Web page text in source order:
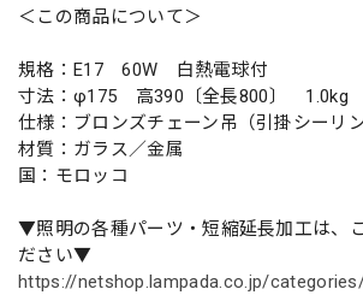
＜この商品について＞
規格：E17 60W 白熱電球付
寸法：φ175 高390〔全長800〕 1.0kg
仕様：ブロンズチェーン吊（引掛シーリン
材質：ガラス／金属
国：モロッコ
▼照明の各種パーツ・短縮延長加工は、
ださい▼
https://netshop.lampada.co.jp/